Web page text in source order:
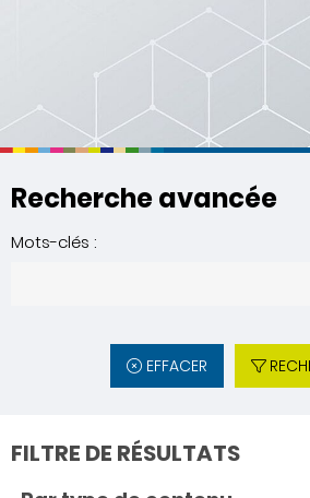
Recherche avancée
Mots-clés :
EFFACER
FILTRE DE RÉSULTATS